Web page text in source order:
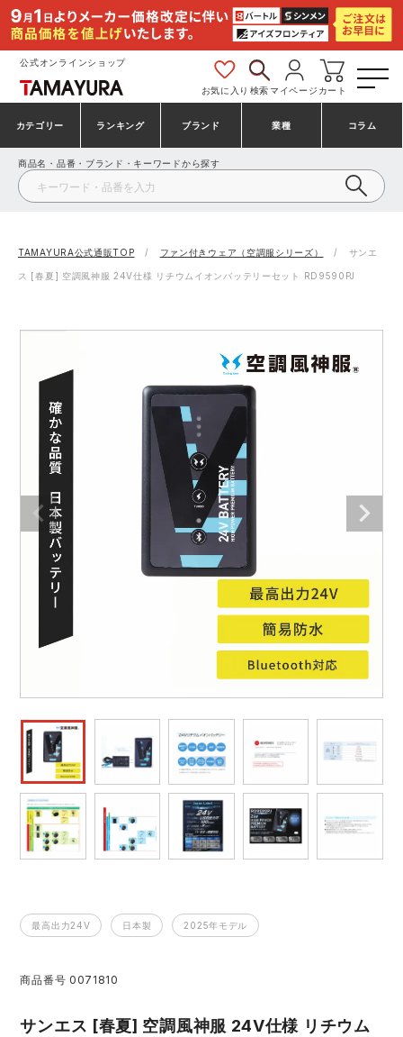
公式オンラインショップ
お気に入り 検索マイページ カート
カテゴリー
安全靴・作業靴
防寒着
作業用手袋
アウトドア・スポーツ
ワークスーツ
安全保護具
レインウェア・カッパ
ヤッケ
ランキング
安全靴ランキング
安全靴スニーカーランキング
ミズノ安全靴ランキング
作業着ランキング
アウトドアウェアランキング
つなぎランキング
コンプレッションウェアランキング
作業用ポロシャツランキング
作業用手袋ランキング
レインウェアランキング
ブランド
アシックス
プーマ コンバース（CONVERSE）
TSDESIGN
アイトス株式会社
コーコス ジーベック
クロダルマ 桑和
山田辰 クレヒフク
ボンマックス
GUSH FORCE CUP
GDジャパン カーシーカシマ
シンメン 日進ゴム
業種
建設・建築作業服
製造・工場作業服
農作業服
電気・設備作業服
配達・営業作業服
自動車整備士作業服
運送・倉庫作業服
清掃・ビルメンテ作業服
夜間・高視認性安全服
コラム
商品名・品番・ブランド・キーワードから探す
TAMAYURA公式通販TOP ファン付きウェア（空調服シリーズ） サンエ
ス [春夏] 空調風神服 24V仕様 リチウムイオンバッテリーセット RD9590PJ
最高出力24V 日本製 2025年モデル
商品番号 0071810
サンエス [春夏] 空調風神服 24V仕様 リチウム